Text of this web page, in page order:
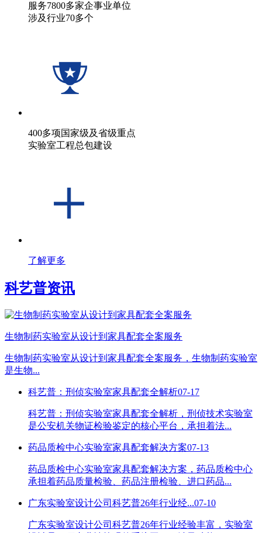
服务7800多家企事业单位
涉及行业70多个
400多项国家级及省级重点
实验室工程总包建设
了解更多
科艺普资讯
生物制药实验室从设计到家具配套全案服务
生物制药实验室从设计到家具配套全案服务，生物制药实验室
是生物...
科艺普：刑侦实验室家具配套全解析07-17
科艺普：刑侦实验室家具配套全解析，刑侦技术实验室
是公安机关物证检验鉴定的核心平台，承担着法...
药品质检中心实验室家具配套解决方案07-13
药品质检中心实验室家具配套解决方案，药品质检中心
承担着药品质量检验、药品注册检验、进口药品...
广东实验室设计公司科艺普26年行业经...07-10
广东实验室设计公司科艺普26年行业经验丰富，实验室